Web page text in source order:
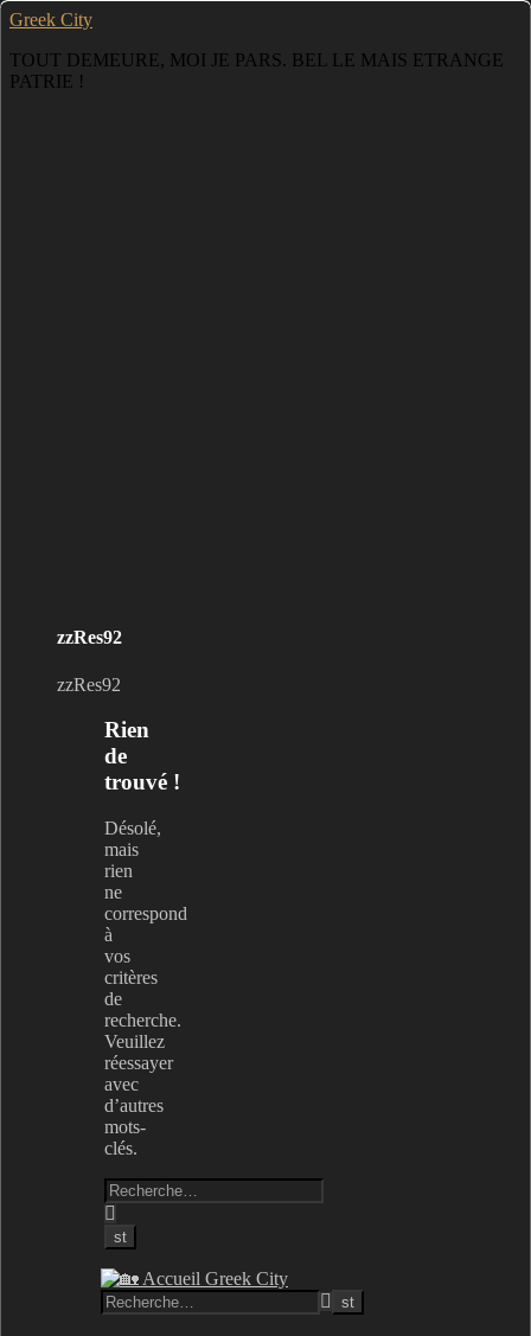
Greek City
TOUT DEMEURE, MOI JE PARS. BEL LE MAIS ETRANGE
PATRIE !
zzRes92
zzRes92
Rien
de
trouvé !
Désolé,
mais
rien
ne
correspond
à
vos
critères
de
recherche.
Veuillez
réessayer
avec
d’autres
mots-
clés.